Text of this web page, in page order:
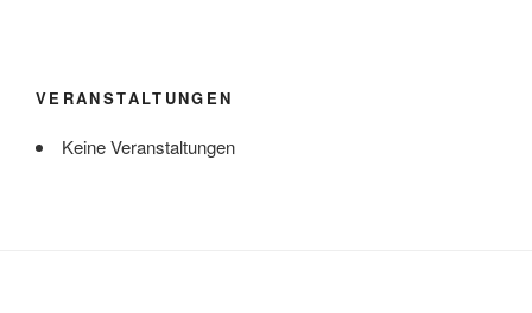
VERANSTALTUNGEN
Keine Veranstaltungen